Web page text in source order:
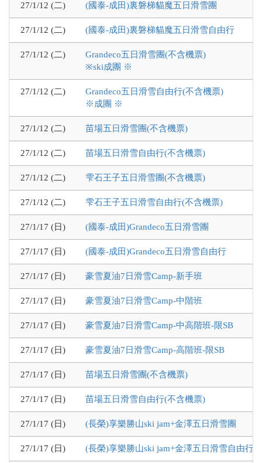
27/1/12 (二) (國泰-成田)裏磐梯貓魔五日滑雪團
27/1/12 (二) (國泰-成田)裏磐梯貓魔五日滑雪自由行
27/1/12 (二)
Grandeco五日滑雪團(不含機票)
※ski成團 ※
27/1/12 (二)
Grandeco五日滑雪自由行(不含機票)
※成團 ※
27/1/12 (二) 苗場五日滑雪團(不含機票)
27/1/12 (二) 苗場五日滑雪自由行(不含機票)
27/1/12 (二) 雫石王子五日滑雪團(不含機票)
27/1/12 (二) 雫石王子五日滑雪自由行(不含機票)
27/1/17 (日) (國泰-成田)Grandeco五日滑雪團
27/1/17 (日) (國泰-成田)Grandeco五日滑雪自由行
27/1/17 (日) 豪雪夏油7日滑雪Camp-新手班
27/1/17 (日) 豪雪夏油7日滑雪Camp-中階班
27/1/17 (日) 豪雪夏油7日滑雪Camp-中高階班-限SB
27/1/17 (日) 豪雪夏油7日滑雪Camp-高階班-限SB
27/1/17 (日) 苗場五日滑雪團(不含機票)
27/1/17 (日) 苗場五日滑雪自由行(不含機票)
27/1/17 (日) (長榮)享樂勝山ski jam+金澤五日滑雪團
27/1/17 (日) (長榮)享樂勝山ski jam+金澤五日滑雪自由行